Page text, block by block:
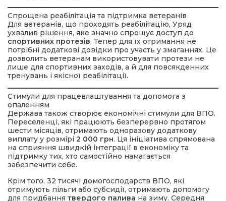
Спрощена реабілітація та підтримка ветеранів
Для ветеранів, що проходять реабілітацію, Уряд
ухвалив рішення, яке значно спрощує доступ до
спортивних протезів. Тепер для їх отримання не
потрібні додаткові довідки про участь у змаганнях. Це
дозволить ветеранам використовувати протези не
лише для спортивних заходів, а й для повсякденних
тренувань і якісної реабілітації.
Стимули для працевлаштування та допомога з
опаленням
Держава також створює економічні стимули для ВПО.
Переселенці, які працюють безперервно протягом
шести місяців, отримають одноразову додаткову
виплату у розмірі 2 000 грн. Ця ініціатива спрямована
на сприяння швидкій інтеграції в економіку та
підтримку тих, хто самостійно намагається
забезпечити себе.
Крім того, 32 тисячі домогосподарств ВПО, які
отримують пільги або субсидії, отримають допомогу
для придбання твердого палива на зиму. Середня